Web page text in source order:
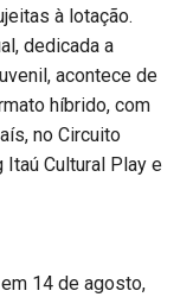
à lotação.
dedicada a
acontece de
híbrido, com
no Circuito
Cultural Play e
14 de agosto,